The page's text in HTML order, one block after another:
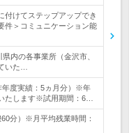
付けてステップアップでき
件＞コミュニケーション能
内の各事業所（金沢市、
いた…
年度実績：5ヵ月分）※年
たします※試用期間：6…
分）※月平均残業時間：